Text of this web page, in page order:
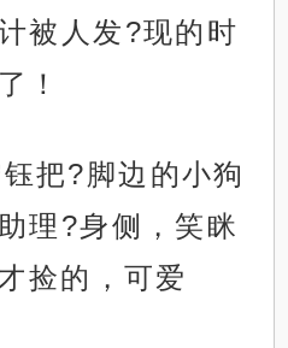
被人发?现的时
！
把?脚边的小狗
理?身侧，笑眯
捡的，可爱